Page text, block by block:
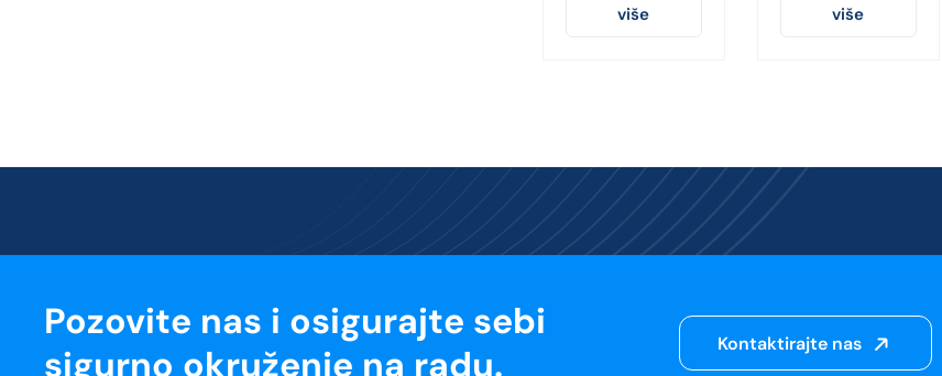
više
više
Pozovite nas i osigurajte sebi
sigurno okruženje na radu.
Kontaktirajte nas